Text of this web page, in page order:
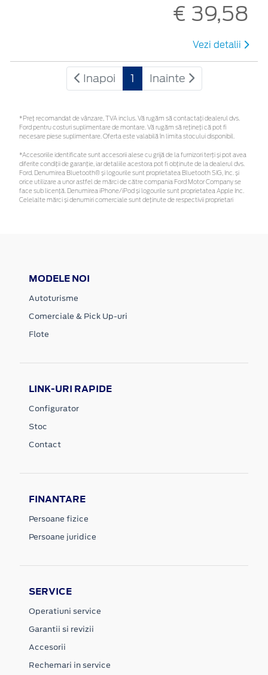
€ 39,58
Vezi detalii
Inapoi 1 Inainte
*Preţ recomandat de vânzare, TVA inclus. Vă rugăm să contactaţi dealerul dvs.
Ford pentru costuri suplimentare de montare. Vă rugăm să rețineți că pot fi
necesare piese suplimentare. Oferta este valabilă în limita stocului disponibil.
*Accesoriile identificate sunt accesorii alese cu grijă de la furnizori terți și pot avea
diferite condiții de garanție, iar detaliile acestora pot fi obținute de la dealerul dvs.
Ford. Denumirea Bluetooth® și logourile sunt proprietatea Bluetooth SIG, Inc. și
orice utilizare a unor astfel de mărci de către compania Ford Motor Company se
face sub licență. Denumirea iPhone/iPod și logourile sunt proprietatea Apple Inc.
Celelalte mărci și denumiri comerciale sunt deținute de respectivii proprietari
MODELE NOI
Autoturisme
Comerciale & Pick Up-uri
Flote
LINK-URI RAPIDE
Configurator
Stoc
Contact
FINANTARE
Persoane fizice
Persoane juridice
SERVICE
Operatiuni service
Garantii si revizii
Accesorii
Rechemari in service